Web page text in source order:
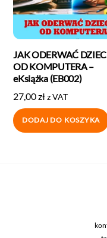
JAK ODERWAĆ
OD KOMPUTERA –
eKsiążka (EB002)
27,00zł z VAT
DODAJ DO KOSZYKA